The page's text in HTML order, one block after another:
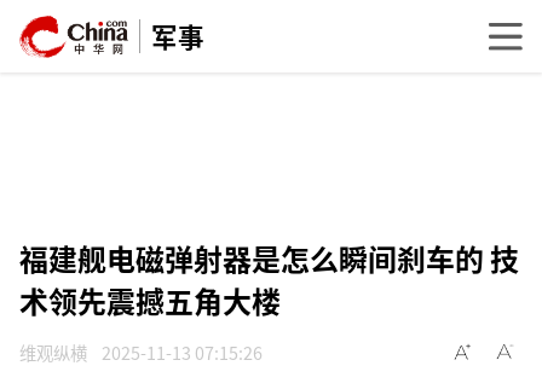
军事
福建舰电磁弹射器是怎么瞬间刹车的 技
术领先震撼五角大楼
维观纵横 2025-11-13 07:15:26